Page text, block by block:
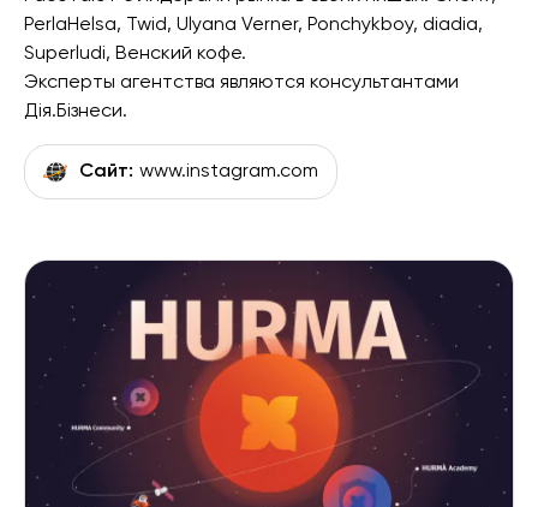
PerlaHelsa, Twid, Ulyana Verner, Ponchykboy, diadia,
Superludi, Венский кофе.
Эксперты агентства являются консультантами
Дія.Бізнеси.
Сайт: www.instagram.com